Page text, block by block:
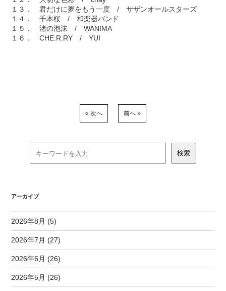
１３． 君だけに夢をもう一度 / サザンオールスターズ
１４． 千本桜 / 和楽器バンド
１５． 渚の泡沫 / WANIMA
１６． CHE.R.RY / YUI
« 次へ 前へ »
アーカイブ
2026年8月 (5)
2026年7月 (27)
2026年6月 (26)
2026年5月 (26)